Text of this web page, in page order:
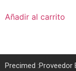
Añadir al carrito
Precimed :Proveedor